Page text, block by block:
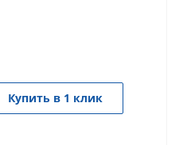
Купить в 1 клик